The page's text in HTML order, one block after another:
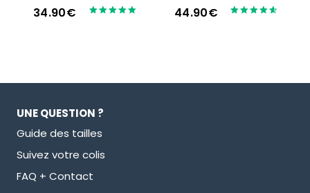
34.90€ 44.90€
UNE QUESTION ?
Guide des tailles
Suivez votre colis
FAQ + Contact